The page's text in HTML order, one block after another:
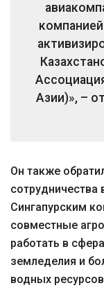
компанией
Азии)», –
Он также
сотрудничества
Сингапурским
совместные
работать в
земледелия и
водных